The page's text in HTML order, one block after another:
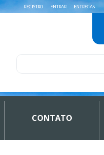
REGISTRO ENTRAR ENTREGAS
CONTATO